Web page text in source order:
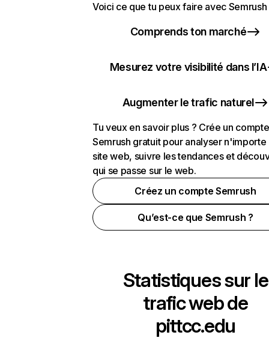
Voici ce que tu peux faire avec Semrush
Comprends ton marché
Mesurez votre visibilité dans l’IA
Augmenter le trafic naturel
Tu veux en savoir plus ? Crée un compte
Semrush gratuit pour analyser n'importe
site web, suivre les tendances et
qui se passe sur le web.
Créez un compte Semrush
Qu’est-ce que Semrush ?
Statistiques sur le
trafic web de
pittcc.edu